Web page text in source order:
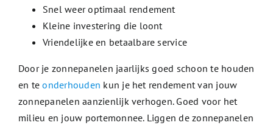
Snel weer optimaal rendement
Kleine investering die loont
Vriendelijke en betaalbare service
Door je zonnepanelen jaarlijks goed schoon te houden
en teonderhouden kun je het rendement van jouw
zonnepanelen aanzienlijk verhogen. Goed voor het
milieu en jouw portemonnee. Liggen de zonnepanelen